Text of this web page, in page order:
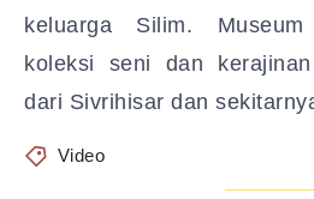
keluarga Silim.
koleksi seni dan
dari Sivrihisar dan
Video